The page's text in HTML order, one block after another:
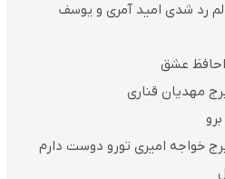
رد ﺷﺪی امید آمری و یوسف
عشق
مهدیان قناری
خواجه امیری تورو دوست دارم